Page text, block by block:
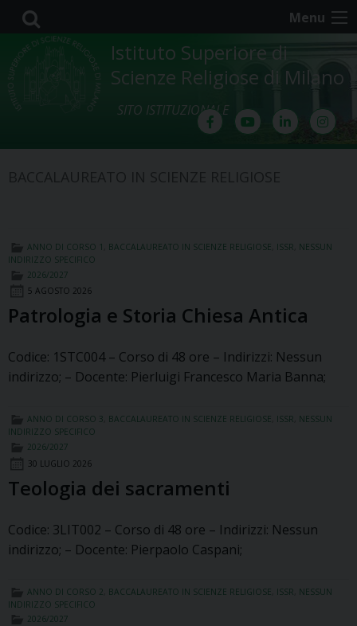
Skip
content
Menu
Istituto Superiore di
Scienze Religiose di Milano
SITO ISTITUZIONALE
ANNO DI CORSO 1 BACCALAUREATO IN SCIENZE RELIGIOSE ISSR NESSUN
INDIRIZZO SPECIFICO
2026/2027
5 AGOSTO 2026
Patrologia e Storia Chiesa Antica
Codice: 1STC004 – Corso di 48 ore – Indirizzi: Nessun
indirizzo; – Docente: Pierluigi Francesco Maria Banna;
ANNO DI CORSO 3 BACCALAUREATO IN SCIENZE RELIGIOSE ISSR NESSUN
INDIRIZZO SPECIFICO
2026/2027
30 LUGLIO 2026
Teologia dei sacramenti
Codice: 3LIT002 – Corso di 48 ore – Indirizzi: Nessun
indirizzo; – Docente: Pierpaolo Caspani;
ANNO DI CORSO 2 BACCALAUREATO IN SCIENZE RELIGIOSE ISSR NESSUN
INDIRIZZO SPECIFICO
2026/2027